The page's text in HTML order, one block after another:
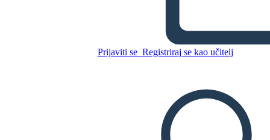
Prijaviti se Registriraj se kao učitelj
REPRODUCIRAJ DIJAPROJEKCIJU
ČITAJ MI